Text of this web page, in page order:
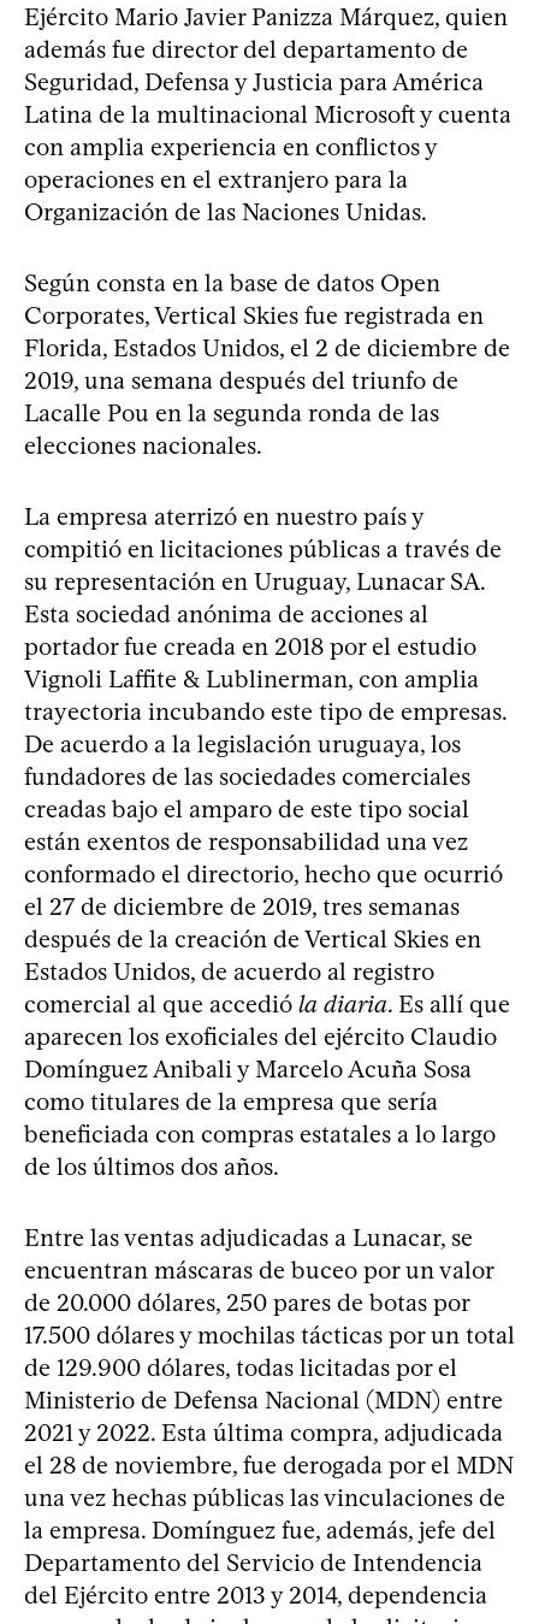
Ejército Mario Javier Panizza Márquez, quien
además fue director del departamento de
Seguridad, Defensa y Justicia para América
Latina de la multinacional Microsoft y cuenta
con amplia experiencia en conflictos y
operaciones en el extranjero para la
Organización de las Naciones Unidas.
Según consta en la base de datos Open
Corporates, Vertical Skies fue registrada en
Florida, Estados Unidos, el 2 de diciembre de
2019, una semana después del triunfo de
Lacalle Pou en la segunda ronda de las
elecciones nacionales.
La empresa aterrizó en nuestro país y
compitió en licitaciones públicas a través de
su representación en Uruguay, Lunacar SA.
Esta sociedad anónima de acciones al
portador fue creada en 2018 por el estudio
Vignoli Laffite & Lublinerman, con amplia
trayectoria incubando este tipo de empresas.
De acuerdo a la legislación uruguaya, los
fundadores de las sociedades comerciales
creadas bajo el amparo de este tipo social
están exentos de responsabilidad una vez
conformado el directorio, hecho que ocurrió
el 27 de diciembre de 2019, tres semanas
después de la creación de Vertical Skies en
Estados Unidos, de acuerdo al registro
comercial al que accedió la diaria. Es allí que
aparecen los exoficiales del ejército Claudio
Domínguez Anibali y Marcelo Acuña Sosa
como titulares de la empresa que sería
beneficiada con compras estatales a lo largo
de los últimos dos años.
Entre las ventas adjudicadas a Lunacar, se
encuentran máscaras de buceo por un valor
de 20.000 dólares, 250 pares de botas por
17.500 dólares y mochilas tácticas por un total
de 129.900 dólares, todas licitadas por el
Ministerio de Defensa Nacional (MDN) entre
2021 y 2022. Esta última compra, adjudicada
el 28 de noviembre, fue derogada por el MDN
una vez hechas públicas las vinculaciones de
la empresa. Domínguez fue, además, jefe del
Departamento del Servicio de Intendencia
del Ejército entre 2013 y 2014, dependencia